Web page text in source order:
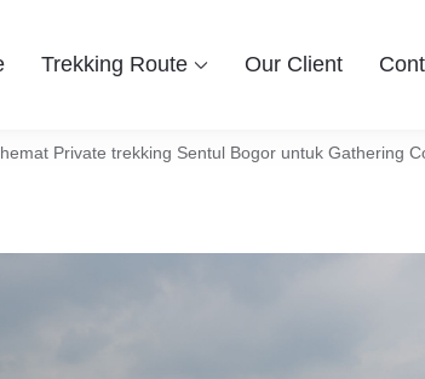
berwisata ke Bogor Sentul, Hiking dan
Trekking Route Our Client
Private trekking Sentul Bogor untuk Gathering